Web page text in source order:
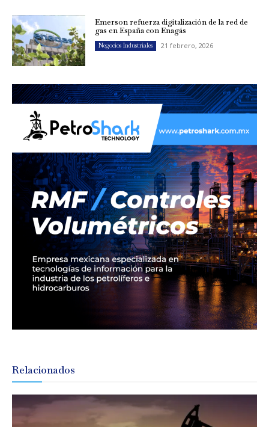
Emerson refuerza digitalización de la red de
gas en España con Enagás
Negocios Industriales 21 febrero, 2026
Relacionados